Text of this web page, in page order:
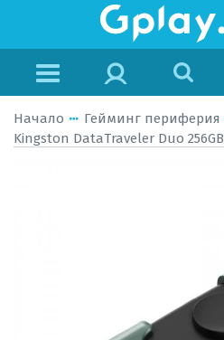
Начало Гейминг периферия
Kingston DataTraveler Duo 256GB